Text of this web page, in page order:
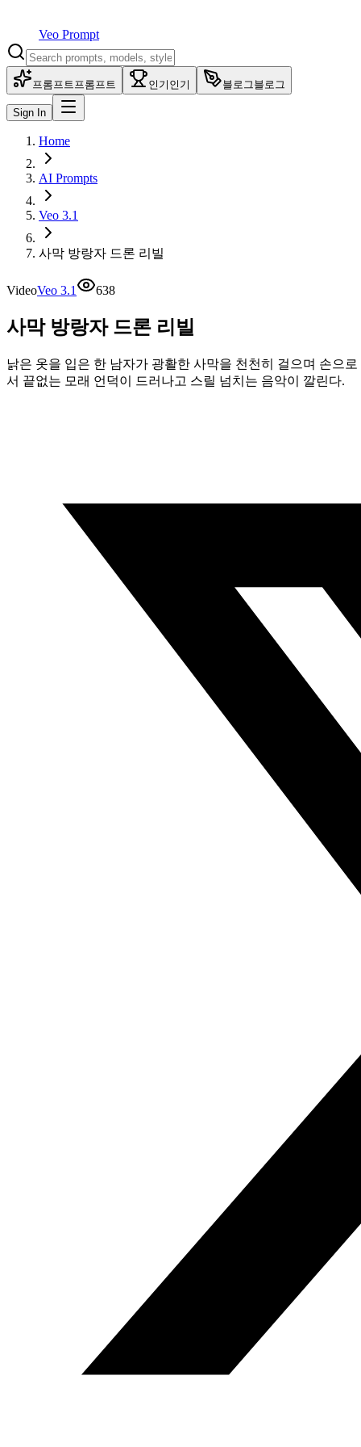
Veo Prompt
프롬프트프롬프트 인기 인기 블로그블로그
Sign In
Home
AI Prompts
Veo 3.1
사막 방랑자 드론 리빌
VideoVeo 3.1 638
사막 방랑자 드론 리빌
낡은 옷을 입은 한 남자가 광활한 사막을 천천히 걸으며 손으
서 끝없는 모래 언덕이 드러나고 스릴 넘치는 음악이 깔린다.